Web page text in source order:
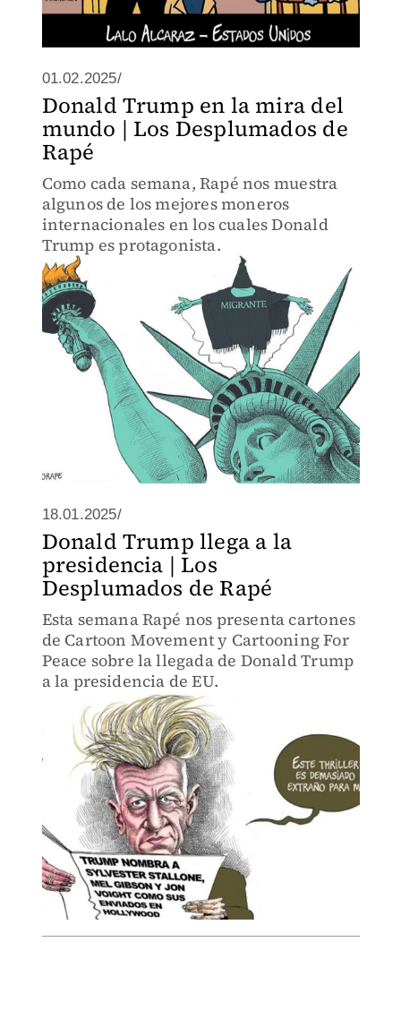
01.02.2025/
Donald Trump en la mira del
mundo | Los Desplumados de
Rapé
Como cada semana, Rapé nos muestra
algunos de los mejores moneros
internacionales en los cuales Donald
Trump es protagonista.
18.01.2025/
Donald Trump llega a la
presidencia | Los
Desplumados de Rapé
Esta semana Rapé nos presenta cartones
de Cartoon Movement y Cartooning For
Peace sobre la llegada de Donald Trump
a la presidencia de EU.